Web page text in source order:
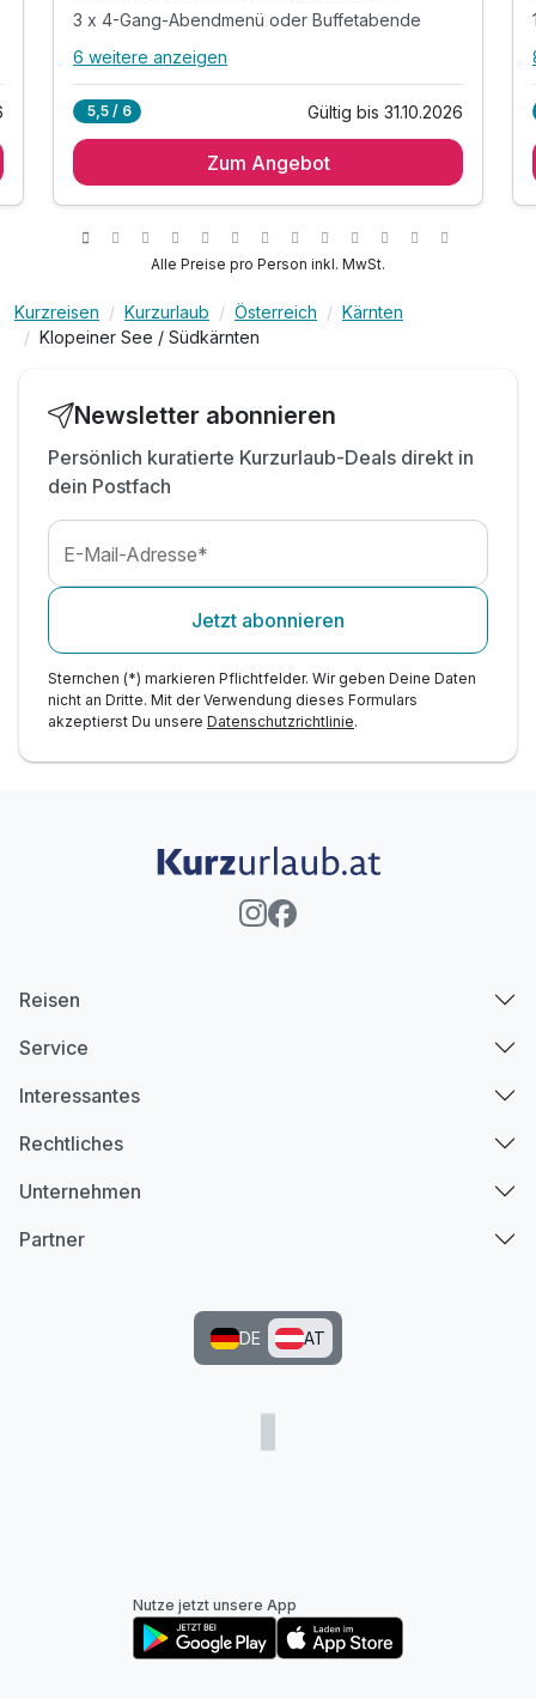
3 x 4-Gang-Abendmenü oder Buffetabende
Alle Inklusivleistungen
3 x reichhaltiges Frühstück vom Buffet
1 x Aktiv Card Südkärnten*
inkl. geführte Wander-, Berg- & Radtouren
inkl. Nutzung der hauseigenen 7 Sand-
inkl. Nutzung des Wellnessbereichs
6 weitere anzeigen
5,5 / 6 Gültig bis 31.10.2026
Zum Angebot
Alle Preise pro Person inkl. MwSt.
Kurzreisen Kurzurlaub Österreich
Kärnten
Klopeiner See / Südkärnten
Newsletter abonnieren
Persönlich kuratierte Kurzurlaub-Deals direkt in
dein Postfach
E-Mail-Adresse*
Jetzt abonnieren
Sternchen (*) markieren Pflichtfelder. Wir geben Deine Daten
nicht an Dritte. Mit der Verwendung dieses Formulars
akzeptierst Du unsere Datenschutzrichtlinie.
Reisen
Service
Interessantes
Rechtliches
Unternehmen
Partner
DE AT
Nutze jetzt unsere App